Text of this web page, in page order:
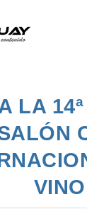
LA
VINO